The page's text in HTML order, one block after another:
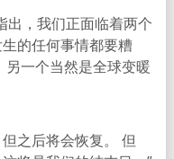
出，我们正面临着两个
的任何事情都要糟
一个当然是全球变暖
之后将会恢复。 但